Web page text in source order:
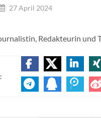
27 April 2024
Redakteurin und